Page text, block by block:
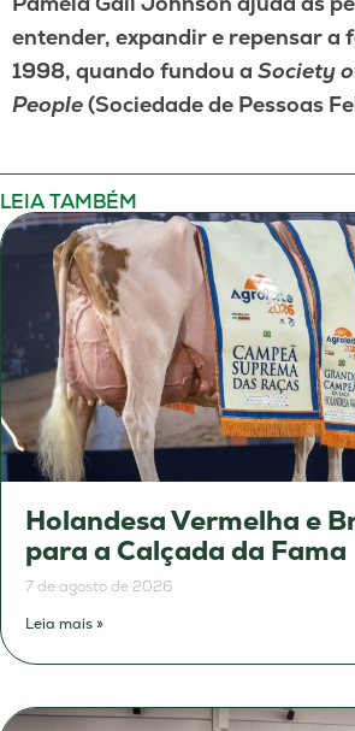
entender, expandir e repensar a
1998, quando fundou a Society
People(Sociedade de Pessoas
LEIA TAMBÉM
Holandesa Vermelha e
para a Calçada da Fama
7 de agosto de 2026
Leia mais »